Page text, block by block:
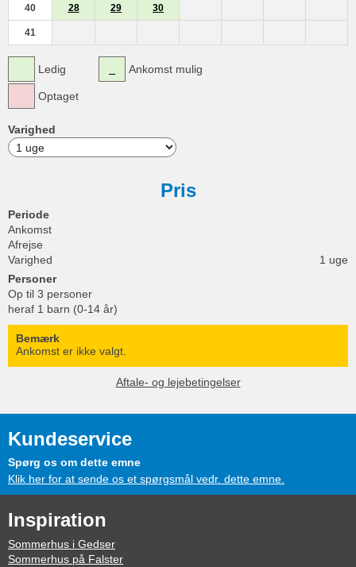
40 28 29 30
41
Ledig
Optaget
Ankomst mulig
Varighed
Pris
Periode
Ankomst
Afrejse
Varighed
1 uge
Personer
Op til 3 personer
heraf 1 barn (0-14 år)
Bemærk
Ankomst er ikke valgt.
Aftale- og lejebetingelser
Kundeservice
Spørg os om dette emne
Klik her for at sende os et spørgsmål vedr. dette emne.
Inspiration
Sommerhus i Gedser
Sommerhus på Falster